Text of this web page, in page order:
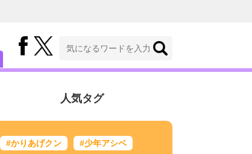
人気タグ
#かりあげクン #少年アシベ